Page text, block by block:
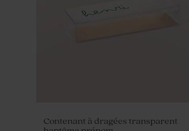
Contenant à dragées transparent